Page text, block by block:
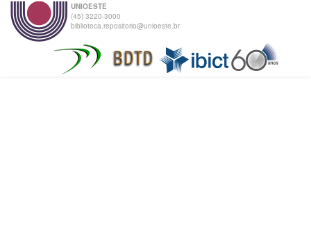
UNIOESTE
(45) 3220-3000
biblioteca.repositorio@unioeste.br